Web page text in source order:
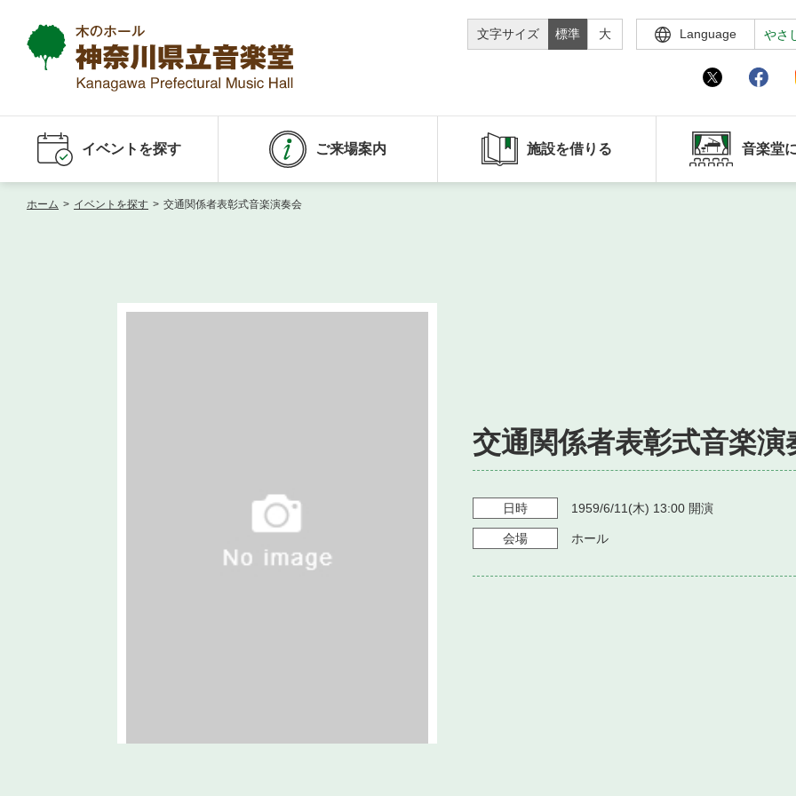
文字サイズ 標準 大 Language やさ
イベントを探す ご来場案内 施設を借りる 音楽堂
ホーム > イベントを探す > 交通関係者表彰式音楽演奏会
交通関係者表彰式音楽演
日時 1959/6/11 (木) 13:00 開演
会場 ホール